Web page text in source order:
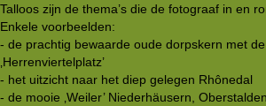
Talloos zijn de thema’s die de fotograaf in en
Enkele voorbeelden:
- de prachtig bewaarde oude dorpskern met
‚Herrenviertelplatz’
- het uitzicht naar het diep gelegen Rhônedal
- de mooie ‚Weiler’ Niederhäusern,